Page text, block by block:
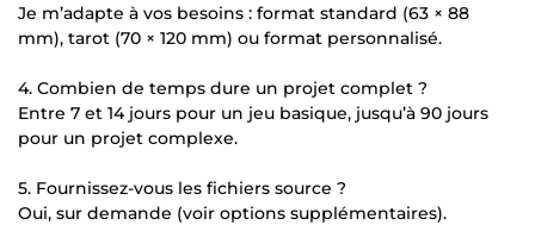
Je m’adapte à vos besoins : format standard (63 × 88
mm), tarot (70 × 120 mm) ou format personnalisé.
4. Combien de temps dure un projet complet ?
Entre 7 et 14 jours pour un jeu basique, jusqu’à 90 jours
pour un projet complexe.
5. Fournissez-vous les fichiers source ?
Oui, sur demande (voir options supplémentaires).